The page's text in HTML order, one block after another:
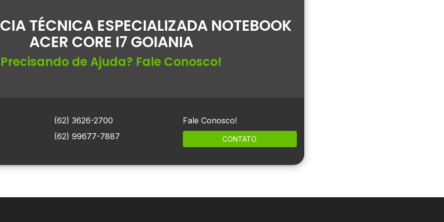
TÉCNICA ESPECIALIZADA NOTEBOOK
ACER CORE I7 GOIANIA
Precisando de Ajuda? Fale Conosco!
(62) 3626-2700
(62) 99677-7887
Fale Conosco!
CONTATO